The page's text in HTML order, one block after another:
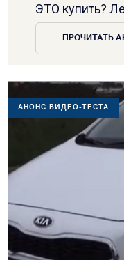
ЭТО купить?
ПРОЧИТАТЬ
АНОНС ВИДЕО-ТЕСТА